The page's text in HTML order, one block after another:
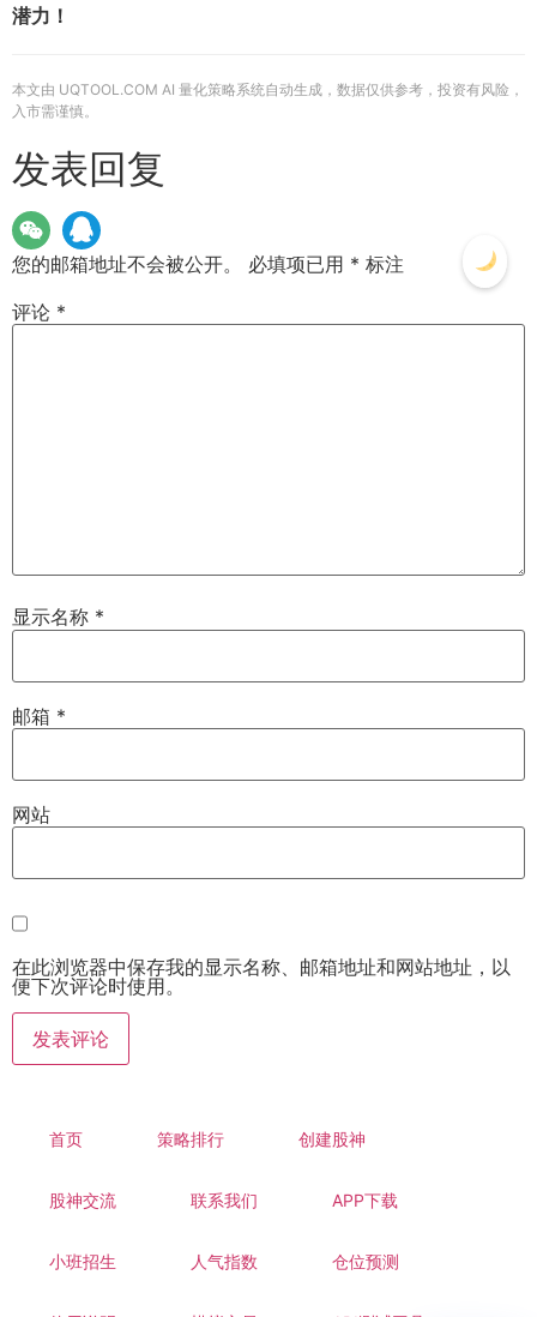
潜力！
本文由 UQTOOL.COM AI 量化策略系统自动生成，数据仅供参考，投资有风险，
入市需谨慎。
发表回复
您的邮箱地址不会被公开。 必填项已用 * 标注
评论 *
显示名称 *
邮箱 *
网站
在此浏览器中保存我的显示名称、邮箱地址和网站地址，以
便下次评论时使用。
首页 策略排行 创建股神
股神交流 联系我们 APP下载
小班招生 人气指数 仓位预测